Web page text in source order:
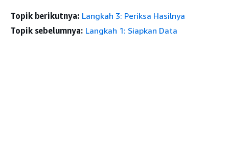
Topik berikutnya: Langkah 3: Periksa Hasilnya
Topik sebelumnya: Langkah 1: Siapkan Data